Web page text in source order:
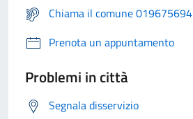
Chiama il comune 019675694
Prenota un appuntamento
Problemi in città
Segnala disservizio